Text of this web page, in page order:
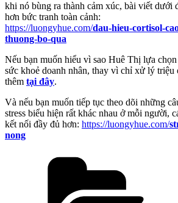
khi nó bùng ra thành cảm xúc, bài viết dưới
hơn bức tranh toàn cảnh:
https://luongyhue.com/dau-hieu-cortisol-
thuong-bo-qua
Nếu bạn muốn hiểu vì sao Huê Thị lựa
sức khoẻ doanh nhân, thay vì chỉ xử lý triệu
thêm tại đây.
Và nếu bạn muốn tiếp tục theo dõi những
stress biểu hiện rất khác nhau ở mỗi người,
kết nối đầy đủ hơn: https://luongyhue.com/
nong